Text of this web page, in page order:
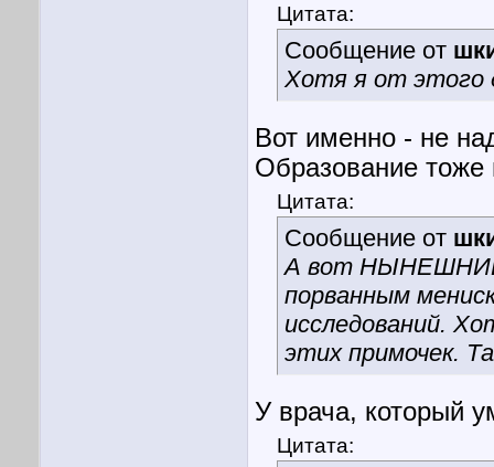
Цитата:
Сообщение от
Хотя я от этого
Вот именно - не
Образование
Цитата:
Сообщение от
А вот НЫНЕШНИЙ
порванным
исследований.
этих примочек.
У врача, который
Цитата: